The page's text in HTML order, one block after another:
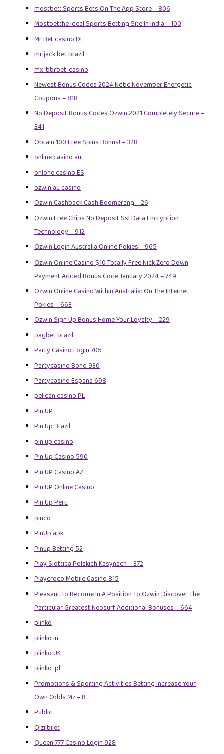
‎mostbet: Sports Bets On The App Store – 806
Mostbetthe Ideal Sports Betting Site In India – 100
Mr Bet casino DE
mr jack bet brazil
mx-bbrbet-casino
Newest Bonus Codes 2024 Ndbc November Energetic
Coupons – 818
No Deposit Bonus Codes Ozwin 2021 Completely Secure –
341
Obtain 100 Free Spins Bonus! – 328
online casino au
onlone casino ES
ozwin au casino
Ozwin Cashback Cash Boomerang – 26
Ozwin Free Chips No Deposit Ssl Data Encryption
Technology – 912
Ozwin Login Australia Online Pokies – 965
Ozwin Online Casino $10 Totally Free Nick Zero Down
Payment Added Bonus Code January 2024 – 749
Ozwin Online Casino Within Australia: On The Internet
Pokies – 663
Ozwin Sign Up Bonus Home Your Loyalty – 229
pagbet brazil
Party Casino Login 705
Partycasino Bono 930
Partycasino Espana 698
pelican casino PL
Pin UP
Pin Up Brazil
pin up casino
Pin Up Casino 590
Pin UP Casino AZ
Pin UP Online Casino
Pin Up Peru
pinco
PinUp apk
Pinup Betting 52
Play Slottica Polskich Kasynach – 372
Playcroco Mobile Casino 815
Pleasant To Become In A Position To Ozwin Discover The
Particular Greatest Neosurf Additional Bonuses – 664
plinko
plinko in
plinko UK
plinko_pl
Promotions & Sporting Activities Betting Increase Your
Own Odds Mz – 8
Public
Qizilbilet
Queen 777 Casino Login 928